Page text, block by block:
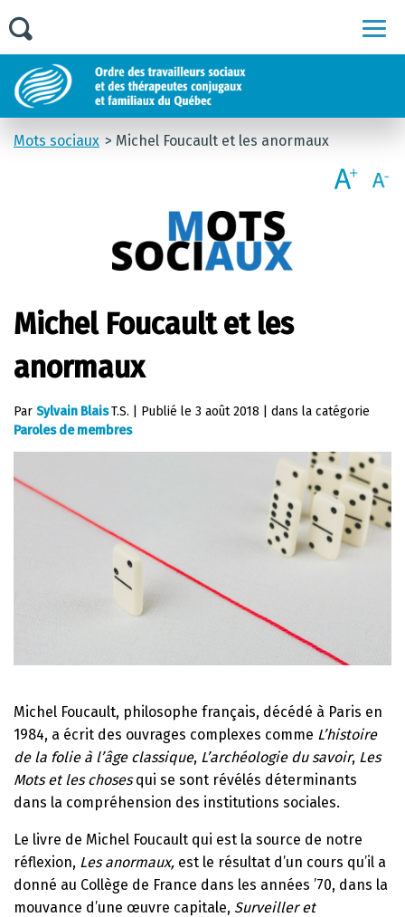
Mots sociaux Michel Foucault et les anormaux
Michel Foucault et les
anormaux
Par Sylvain BlaisT.S. Publié le 3 août 2018
dans la catégorie
Paroles de membres
Michel Foucault, philosophe français, décédé à Paris en
1984, a écrit des ouvrages complexes comme L’histoire
de la folie à l’âge classique, L’archéologie du savoir, Les
Mots et les chosesqui se sont révélés déterminants
dans la compréhension des institutions sociales.
Le livre de Michel Foucault qui est la source de notre
réflexion, Les anormaux, est le résultat d’un cours qu’il a
donné au Collège de France dans les années ’70, dans la
mouvance d’une œuvre capitale, Surveiller et